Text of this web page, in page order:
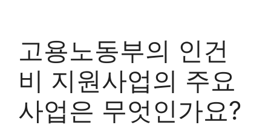
고용노동부의 인건
비 지원사업의 주요
사업은 무엇인가요?